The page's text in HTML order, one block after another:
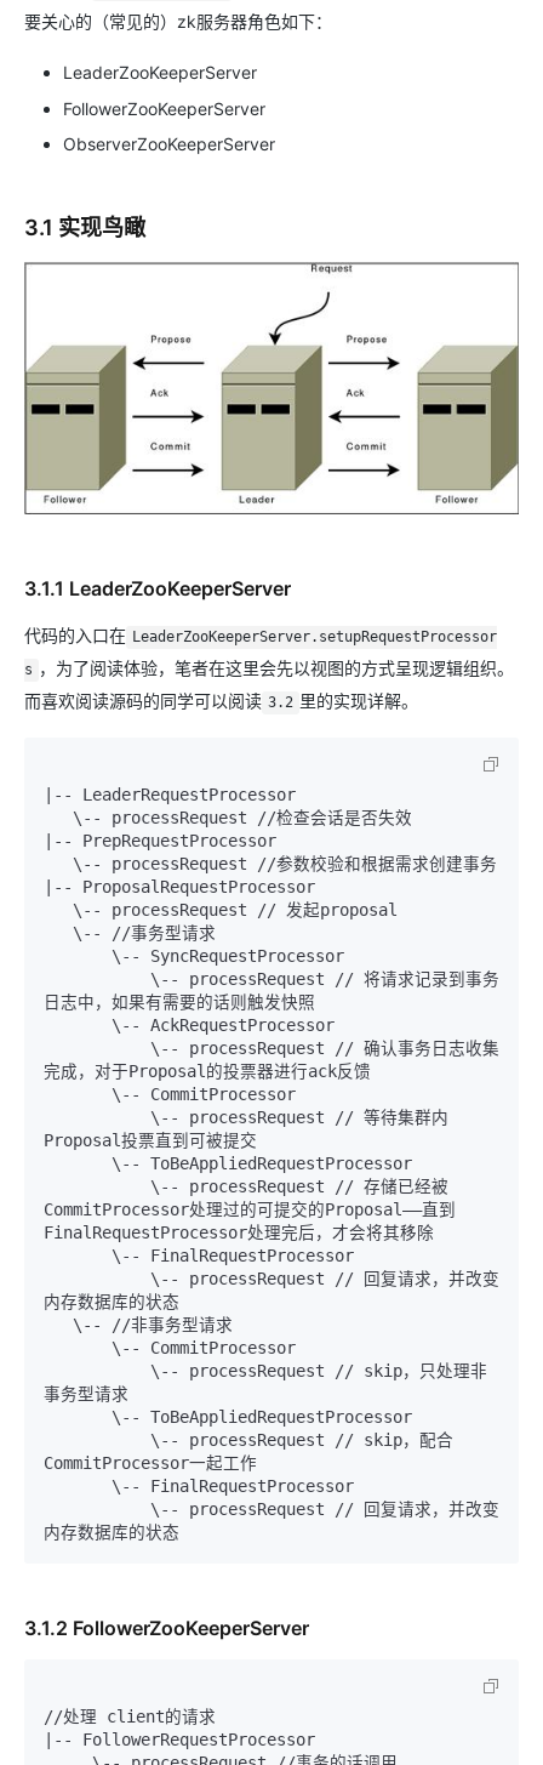
要关心的（常见的）zk服务器角色如下：
LeaderZooKeeperServer
FollowerZooKeeperServer
ObserverZooKeeperServer
3.1 实现鸟瞰
3.1.1 LeaderZooKeeperServer
代码的入口在 LeaderZooKeeperServer.setupRequestProcessor
s ，为了阅读体验，笔者在这里会先以视图的方式呈现逻辑组织。
而喜欢阅读源码的同学可以阅读 3.2 里的实现详解。
|-- LeaderRequestProcessor
|-- PrepRequestProcessor
|-- ProposalRequestProcessor
日志中，如果有需要的话则触发快照
完成，对于Proposal的投票器进行ack反馈
Proposal投票直到可被提交
CommitProcessor处理过的可提交的Proposal——直到
FinalRequestProcessor处理完后，才会将其移除
内存数据库的状态
事务型请求
CommitProcessor一起工作
3.1.2 FollowerZooKeeperServer
//处理 client的请求
|-- FollowerRequestProcessor